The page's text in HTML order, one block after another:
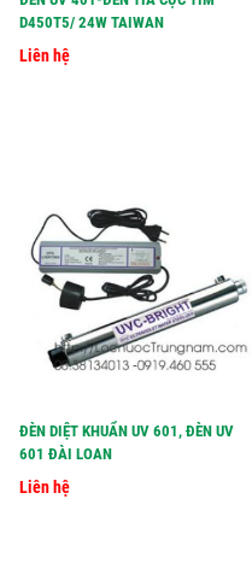
D450T5/ 24W TAIWAN
Liên hệ
ĐÈN DIỆT KHUẨN UV 601, ĐÈN UV
601 ĐÀI LOAN
Liên hệ